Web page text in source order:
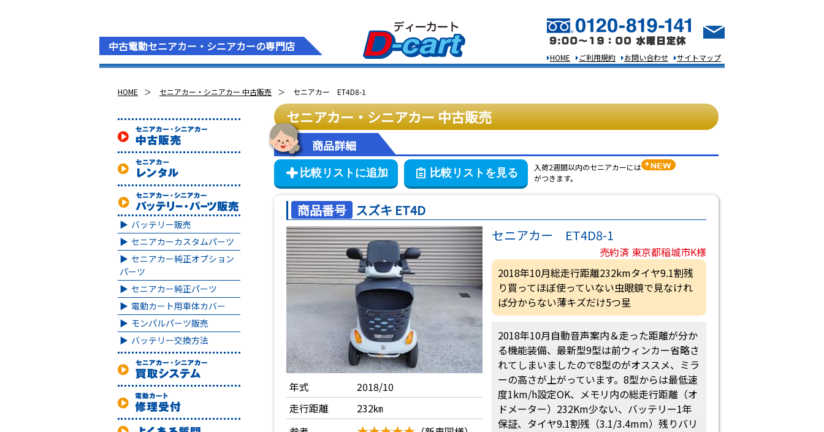
中古電動セニアカー・シニアカーの専門店
HOME ご利用規約 お問い合わせ サイトマップ
HOME セニアカー・シニアカー 中古販売 セニアカー ET4D8-1
セニアカー・シニアカー中古販売
商品詳細
入荷2週間以内のセニアカーには
がつきます。
商品番号 スズキ ET4D
年式
2018/10
走行距離
232㎞
セニアカー ET4D8-1
売約済 東京都稲城市K様
2018年10月総走行距離232kmタイヤ9.1割残
り買ってほぼ使っていない虫眼鏡で見なけれ
ば分からない薄キズだけ5つ星
2018年10月自動音声案内＆走った距離が分か
る機能装備、最新型9型は前ウィンカー省略さ
れてしまいましたので8型のがオススメ、ミラ
ーの高さが上がっています。8型からは最低速
度1km/h設定OK、メモリ内の総走行距離（オ
ドメーター）232Km少ない、バッテリー1年
保証、タイヤ9.1割残（3.1/3.4mm）残りバリ
バッテリー販売
セニアカーカスタムパーツ
セニアカー純正オプション
パーツ
セニアカー純正パーツ
電動カート用車体カバー
モンパルパーツ販売
バッテリー交換方法